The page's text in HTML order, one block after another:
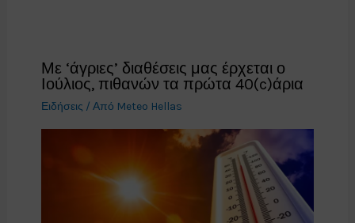
Με ‘άγριες’ διαθέσεις μας έρχεται ο
Ιούλιος, πιθανών τα πρώτα 40(c)άρια
Ειδήσεις / Από Meteo Hellas